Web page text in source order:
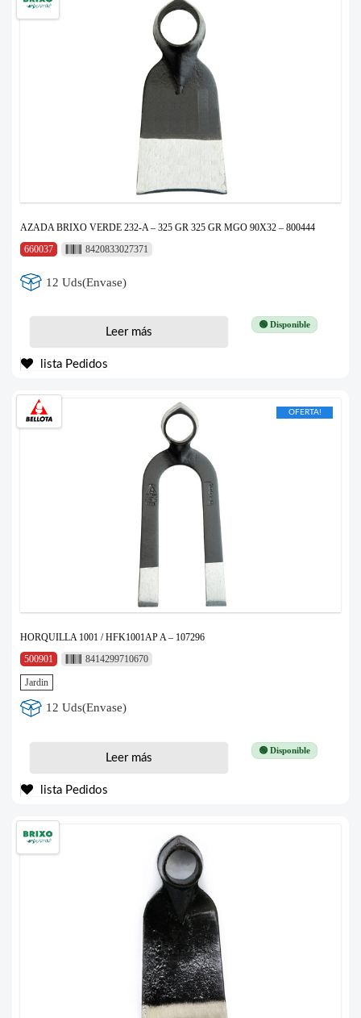
AZADA BRIXO VERDE 232-A – 325 GR 325 GR MGO 90X32 – 800444
660037
8420833027371
12 Uds(Envase)
🟢 Disponible
Leer más
lista Pedidos
OFERTA!
HORQUILLA 1001 / HFK1001AP A – 107296
500901
8414299710670
Jardin
12 Uds(Envase)
🟢 Disponible
Leer más
lista Pedidos